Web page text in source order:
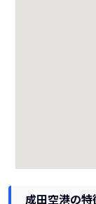
成田空港の特